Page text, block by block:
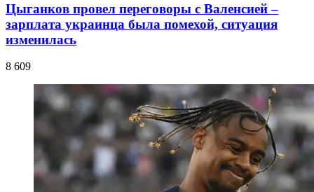
Цыганков провел переговоры с Валенсией –
зарплата украинца была помехой, ситуация
изменилась
8 609